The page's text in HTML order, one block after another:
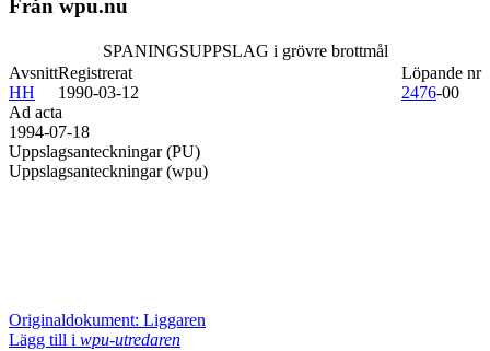
Från wpu.nu
SPANINGSUPPSLAG i grövre brottmål
Avsnitt
HH
Löpande nr
2476-00
Registrerat
1990-03-12
Ad acta
1994-07-18
Uppslagsanteckningar (PU)
Uppslagsanteckningar (wpu)
Originaldokument: Liggaren
Lägg till i wpu-utredaren